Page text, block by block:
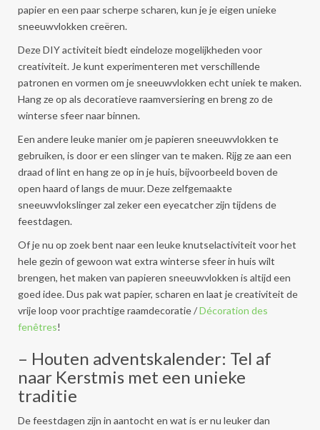
papier en een paar scherpe scharen, kun je je eigen unieke
sneeuwvlokken creëren.
Deze DIY activiteit biedt eindeloze mogelijkheden voor
creativiteit. Je kunt experimenteren met verschillende
patronen en vormen om je sneeuwvlokken echt uniek te maken.
Hang ze op als decoratieve raamversiering en breng zo de
winterse sfeer naar binnen.
Een andere leuke manier om je papieren sneeuwvlokken te
gebruiken, is door er een slinger van te maken. Rijg ze aan een
draad of lint en hang ze op in je huis, bijvoorbeeld boven de
open haard of langs de muur. Deze zelfgemaakte
sneeuwvlokslinger zal zeker een eyecatcher zijn tijdens de
feestdagen.
Of je nu op zoek bent naar een leuke knutselactiviteit voor het
hele gezin of gewoon wat extra winterse sfeer in huis wilt
brengen, het maken van papieren sneeuwvlokken is altijd een
goed idee. Dus pak wat papier, scharen en laat je creativiteit de
vrije loop voor prachtige raamdecoratie /Décoration des
fenêtres!
– Houten adventskalender: Tel af
naar Kerstmis met een unieke
traditie
De feestdagen zijn in aantocht en wat is er nu leuker dan